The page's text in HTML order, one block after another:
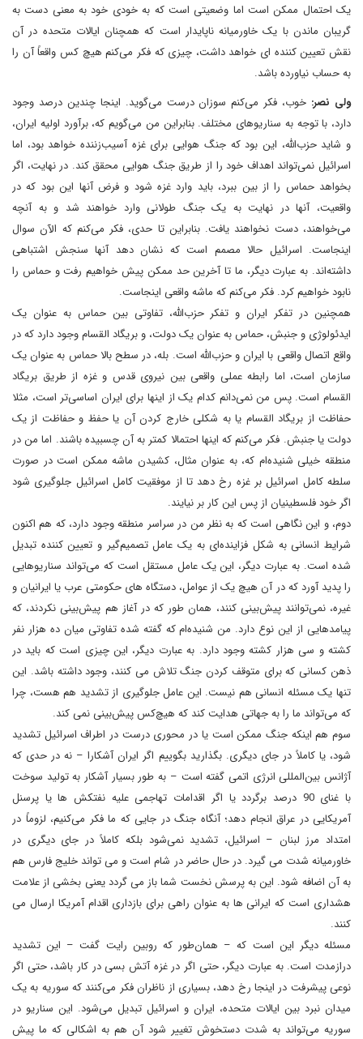
یک احتمال ممکن است اما وضعیتی است که به خودی خود به معنی دست به
گریبان ماندن با یک خاورمیانه ناپایدار است که همچنان ایالات متحده در آن
نقش تعیین کننده ای خواهد داشت، چیزی که فکر می‌کنم هیچ کس واقعاً آن را
به حساب نیاورده باشد.
ولی نصر: خوب، فکر می‌کنم سوزان درست می‌گوید. اینجا چندین درصد وجود
دارد، با توجه به سناریوهای مختلف. بنابراین من می‌گویم که، برآورد اولیه ایران،
و شاید حزب‌الله، این بود که جنگ هوایی برای غزه آسیب‌زننده خواهد بود، اما
اسرائیل نمی‌تواند اهداف خود را از طریق جنگ هوایی محقق کند. در نهایت، اگر
بخواهد حماس را از بین ببرد، باید وارد غزه شود و فرض آنها این بود که در
واقعیت، آنها در نهایت به یک جنگ طولانی وارد خواهند شد و به آنچه
می‌خواهند، دست نخواهند یافت. بنابراین تا حدی، فکر می‌کنم که الآن سوال
اینجاست. اسرائیل حالا مصمم است که نشان دهد آنها سنجش اشتباهی
داشته‌اند. به عبارت دیگر، ما تا آخرین حد ممکن پیش خواهیم رفت و حماس را
نابود خواهیم کرد. فکر می‌کنم که ماشه واقعی اینجاست.
همچنین در تفکر ایران و تفکر حزب‌الله، تفاوتی بین حماس به عنوان یک
ایدئولوژی و جنبش، حماس به عنوان یک دولت، و بریگاد القسام وجود دارد که در
واقع اتصال واقعی با ایران و حزب‌الله است. بله، در سطح بالا حماس به عنوان یک
سازمان است، اما رابطه عملی واقعی بین نیروی قدس و غزه از طریق بریگاد
القسام است. پس من نمی‌دانم کدام یک از اینها برای ایران اساسی‌تر است، مثلا
حفاظت از بریگاد القسام یا به شکلی خارج کردن آن یا حفظ و حفاظت از یک
دولت یا جنبش. فکر می‌کنم که اینها احتمالا کمتر به آن چسبیده باشند. اما من در
منطقه خیلی شنیده‌ام که، به عنوان مثال، کشیدن ماشه ممکن است در صورت
سلطه کامل اسرائیل بر غزه رخ دهد تا از موفقیت کامل اسرائیل جلوگیری شود
اگر خود فلسطینیان از پس این کار بر نیایند.
دوم، و این نگاهی است که به نظر من در سراسر منطقه وجود دارد، که هم اکنون
شرایط انسانی به شکل فزاینده‌ای به یک عامل تصمیم‌گیر و تعیین کننده تبدیل
شده است. به عبارت دیگر، این یک عامل مستقل است که می‌تواند سناریوهایی
را پدید آورد که در آن هیچ یک از عوامل، دستگاه های حکومتی عرب یا ایرانیان و
غیره، نمی‌توانند پیش‌بینی کنند، همان طور که در آغاز هم پیش‌بینی نکردند، که
پیامدهایی از این نوع دارد. من شنیده‌ام که گفته شده تفاوتی میان ده هزار نفر
کشته و سی هزار کشته وجود دارد. به عبارت دیگر، این چیزی است که باید در
ذهن کسانی که برای متوقف کردن جنگ تلاش می کنند، وجود داشته باشد. این
تنها یک مسئله انسانی هم نیست. این عامل جلوگیری از تشدید هم هست، چرا
که می‌تواند ما را به جهاتی هدایت کند که هیچ‌کس پیش‌بینی نمی کند.
سوم هم اینکه جنگ ممکن است یا در محوری درست در اطراف اسرائیل تشدید
شود، یا کاملاً در جای دیگری. بگذارید بگوییم اگر ایران آشکارا – نه در حدی که
آژانس بین‌المللی انرژی اتمی گفته است – به طور بسیار آشکار به تولید سوخت
با غنای 90 درصد برگردد یا اگر اقدامات تهاجمی علیه نفتکش ها یا پرسنل
آمریکایی در عراق انجام دهد؛ آنگاه جنگ در جایی که ما فکر می‌کنیم، لزوماً در
امتداد مرز لبنان – اسرائیل، تشدید نمی‌شود بلکه کاملاً در جای دیگری در
خاورمیانه شدت می گیرد. در حال حاضر در شام است و می تواند خلیج فارس هم
به آن اضافه شود. این به پرسش نخست شما باز می گردد یعنی بخشی از علامت
هشداری است که ایرانی ها به عنوان راهی برای بازداری اقدام آمریکا ارسال می
کنند.
مسئله دیگر این است که – همان‌طور که روبین رایت گفت – این تشدید
درازمدت است. به عبارت دیگر، حتی اگر در غزه آتش بسی در کار باشد، حتی اگر
نوعی پیشرفت در اینجا رخ دهد، بسیاری از ناظران فکر می‌کنند که سوریه به یک
میدان نبرد بین ایالات متحده، ایران و اسرائیل تبدیل می‌شود. این سناریو در
سوریه می‌تواند به شدت دستخوش تغییر شود آن هم به اشکالی که ما پیش